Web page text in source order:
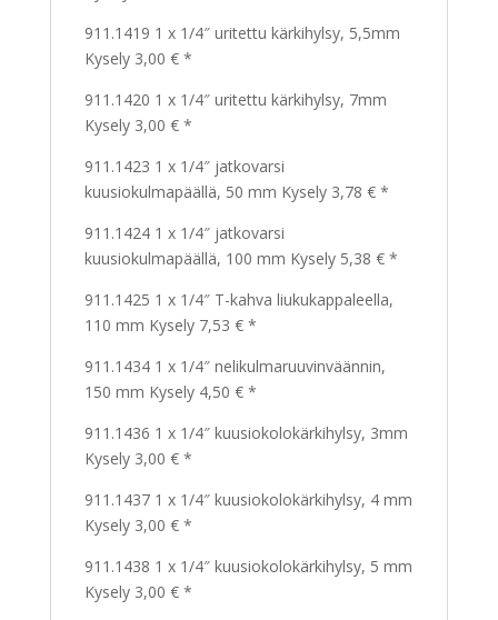
911.1419 1 x 1/4″ uritettu kärkihylsy, 5,5mm
Kysely 3,00 € *
911.1420 1 x 1/4″ uritettu kärkihylsy, 7mm
Kysely 3,00 € *
911.1423 1 x 1/4″ jatkovarsi
kuusiokulmapäällä, 50 mm Kysely 3,78 € *
911.1424 1 x 1/4″ jatkovarsi
kuusiokulmapäällä, 100 mm Kysely 5,38 € *
911.1425 1 x 1/4″ T-kahva liukukappaleella,
110 mm Kysely 7,53 € *
911.1434 1 x 1/4″ nelikulmaruuvinväännin,
150 mm Kysely 4,50 € *
911.1436 1 x 1/4″ kuusiokolokärkihylsy, 3mm
Kysely 3,00 € *
911.1437 1 x 1/4″ kuusiokolokärkihylsy, 4 mm
Kysely 3,00 € *
911.1438 1 x 1/4″ kuusiokolokärkihylsy, 5 mm
Kysely 3,00 € *